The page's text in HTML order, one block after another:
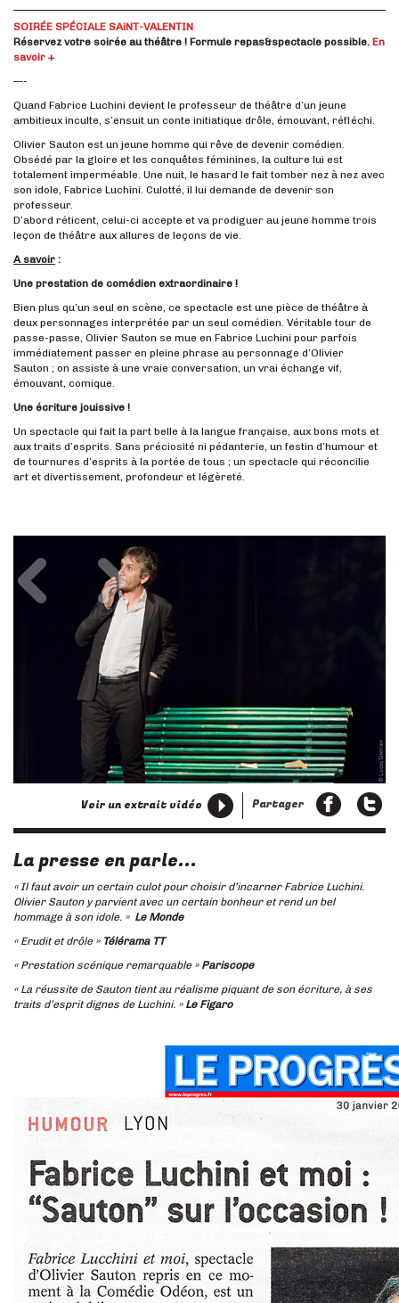
SOIRÉE SPÉCIALE SAiNT-VALENTIN
Réservez votre soirée au théâtre ! Formule repas&spectacle possible. En
savoir +
—-
Quand Fabrice Luchini devient le professeur de théâtre d’un jeune
ambitieux inculte, s’ensuit un conte initiatique drôle, émouvant, réfléchi.
Olivier Sauton est un jeune homme qui rêve de devenir comédien.
Obsédé par la gloire et les conquêtes féminines, la culture lui est
totalement imperméable. Une nuit, le hasard le fait tomber nez à nez avec
son idole, Fabrice Luchini. Culotté, il lui demande de devenir son
professeur.
D’abord réticent, celui-ci accepte et va prodiguer au jeune homme trois
leçon de théâtre aux allures de leçons de vie.
A savoir :
Une prestation de comédien extraordinaire !
Bien plus qu’un seul en scène, ce spectacle est une pièce de théâtre à
deux personnages interprétée par un seul comédien. Véritable tour de
passe-passe, Olivier Sauton se mue en Fabrice Luchini pour parfois
immédiatement passer en pleine phrase au personnage d’Olivier
Sauton ; on assiste à une vraie conversation, un vrai échange vif,
émouvant, comique.
Une écriture jouissive !
Un spectacle qui fait la part belle à la langue française, aux bons mots et
aux traits d’esprits. Sans préciosité ni pédanterie, un festin d’humour et
de tournures d’esprits à la portée de tous ; un spectacle qui réconcilie
art et divertissement, profondeur et légèreté.
Suivant
Partager
Voir un extrait vidéo
La presse en parle...
« Il faut avoir un certain culot pour choisir d’incarner Fabrice Luchini.
Olivier Sauton y parvient avec un certain bonheur et rend un bel
hommage à son idole. » Le Monde
« Erudit et drôle » Télérama TT
« Prestation scénique remarquable » Pariscope
« La réussite de Sauton tient au réalisme piquant de son écriture, à ses
traits d’esprit dignes de Luchini. » Le Figaro